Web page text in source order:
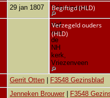
29 jan 1807 Vriezenveen
Begiftigd (HLD)
Hof
van
de
NH
kerk,
Vriezenveen
Verzegeld ouders
(HLD)
Gerrit Otten F3548 Gezinsblad
Jenneken Brouwer F3548